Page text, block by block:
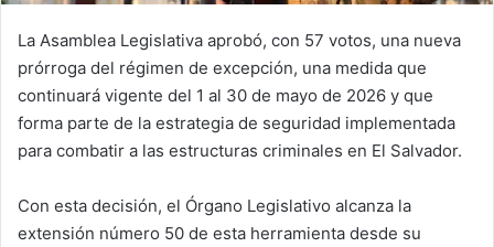
La Asamblea Legislativa aprobó, con 57 votos, una nueva
prórroga del régimen de excepción, una medida que
continuará vigente del 1 al 30 de mayo de 2026 y que
forma parte de la estrategia de seguridad implementada
para combatir a las estructuras criminales en El Salvador.
Con esta decisión, el Órgano Legislativo alcanza la
extensión número 50 de esta herramienta desde su